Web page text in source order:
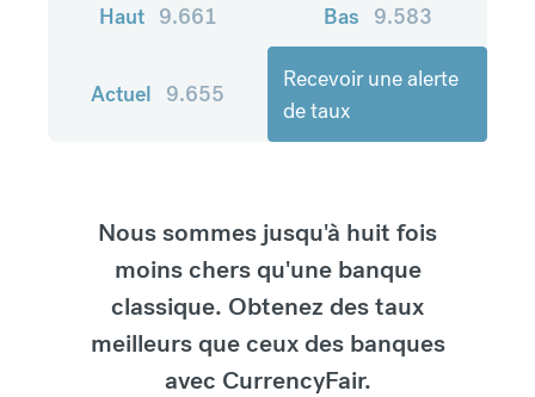
Haut 9.661 Bas 9.583
Actuel 9.655
Recevoir une alerte
de taux
Nous sommes jusqu'à huit fois
moins chers qu'une banque
classique. Obtenez des taux
meilleurs que ceux des banques
avec CurrencyFair.